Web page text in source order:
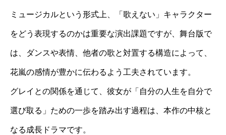
ミュージカルという形式上、「歌えない」キャラクター
をどう表現するのかは重要な演出課題ですが、舞台版で
は、ダンスや表情、他者の歌と対置する構造によって、
花嵐の感情が豊かに伝わるよう工夫されています。
グレイとの関係を通じて、彼女が「自分の人生を自分で
選び取る」ための一歩を踏み出す過程は、本作の中核と
なる成長ドラマです。